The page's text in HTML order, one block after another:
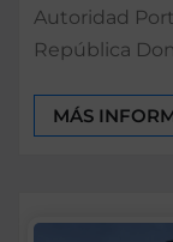
Autoridad
República
MÁS